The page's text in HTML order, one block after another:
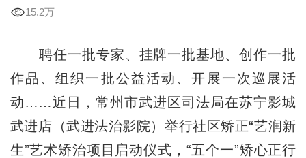
15.2万
聘任一批专家、挂牌一批基地、创作一批
作品、组织一批公益活动、开展一次巡展活
动……近日，常州市武进区司法局在苏宁影城
武进店（武进法治影院）举行社区矫正“艺润新
生”艺术矫治项目启动仪式，“五个一”矫心正行